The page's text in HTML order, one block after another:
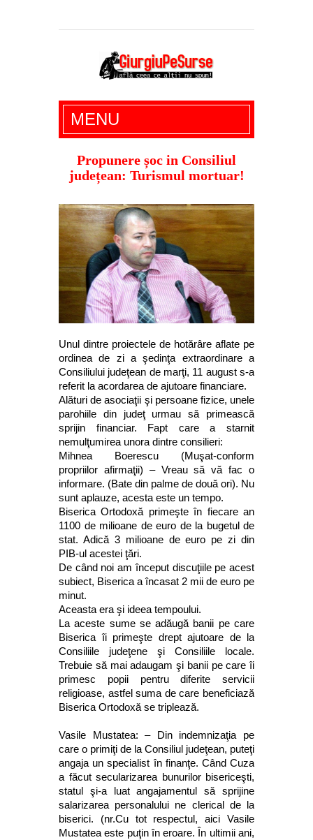
Giurgiu Pe Surse – actualitate giurgiu,
administratie giurgiu, stiri politice, social
economic, editoriale giurgiu, dezvaluiri,
soc, cancan, stiri locale
MENU
Propunere șoc in Consiliul
județean: Turismul mortuar!
Unul dintre proiectele de hotărâre aflate pe
ordinea de zi a şedinţa extraordinare a
Consiliului judeţean de marţi, 11 august s-a
referit la acordarea de ajutoare financiare.
Alături de asociaţii şi persoane fizice, unele
parohiile din judeţ urmau să primească
sprijin financiar. Fapt care a starnit
nemulţumirea unora dintre consilieri:
Mihnea Boerescu (Muşat-conform
propriilor afirmaţii) – Vreau să vă fac o
informare. (Bate din palme de două ori). Nu
sunt aplauze, acesta este un tempo.
Biserica Ortodoxă primeşte în fiecare an
1100 de milioane de euro de la bugetul de
stat. Adică 3 milioane de euro pe zi din
PIB-ul acestei ţări.
De când noi am început discuţiile pe acest
subiect, Biserica a încasat 2 mii de euro pe
minut.
Aceasta era şi ideea tempoului.
La aceste sume se adăugă banii pe care
Biserica îi primeşte drept ajutoare de la
Consiliile judeţene şi Consiliile locale.
Trebuie să mai adaugam şi banii pe care îi
primesc popii pentru diferite servicii
religioase, astfel suma de care beneficiază
Biserica Ortodoxă se triplează.
Vasile Mustatea: – Din indemnizaţia pe
care o primiţi de la Consiliul judeţean, puteţi
angaja un specialist în finanţe. Când Cuza
a făcut secularizarea bunurilor bisericeşti,
statul şi-a luat angajamentul să sprijine
salarizarea personalului ne clerical de la
biserici. (nr.Cu tot respectul, aici Vasile
Mustatea este puţin în eroare. În ultimii ani,